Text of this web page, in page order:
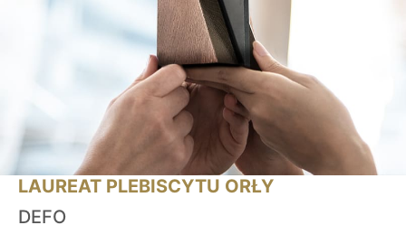
LAUREAT PLEBISCYTU ORŁY
DEFO